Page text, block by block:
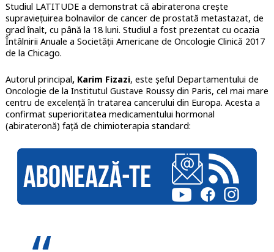
Studiul LATITUDE a demonstrat că abiraterona crește
supraviețuirea bolnavilor de cancer de prostată metastazat, de
grad înalt, cu până la 18 luni. Studiul a fost prezentat cu ocazia
Întâlnirii Anuale a Societății Americane de Oncologie Clinică 2017
de la Chicago.
Autorul principal, Karim Fizazi, este șeful Departamentului de
Oncologie de la Institutul Gustave Roussy din Paris, cel mai mare
centru de excelență în tratarea cancerului din Europa. Acesta a
confirmat superioritatea medicamentului hormonal
(abirateronă) față de chimioterapia standard: